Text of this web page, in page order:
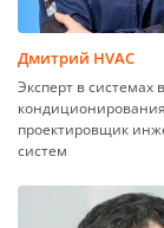
Дмитрий HVAC
Эксперт в системах
проектировщик
систем